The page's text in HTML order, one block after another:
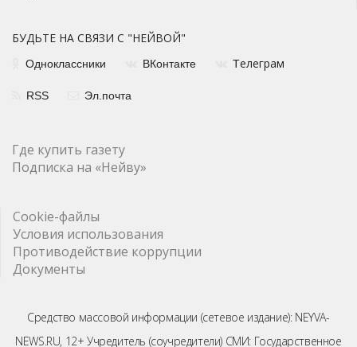
БУДЬТЕ НА СВЯЗИ С "НЕЙВОЙ"
Одноклассники ВКонтакте Телеграм
RSS Эл.почта
Где купить газету
Подписка на «Нейву»
Cookie-файлы
Условия использования
Противодействие коррупции
Документы
Средство массовой информации (сетевое издание): NEYVA-
NEWS.RU, 12+ Учредитель (соучредители) СМИ: Государственное